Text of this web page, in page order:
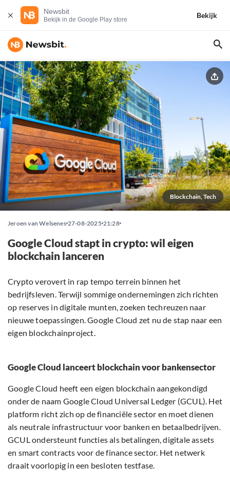
Newsbit
Bekijk in de Google Play store
Bekijk
Blockchain, Tech
Jeroen van Welsenes 27-08-2025 21:28
Google Cloud stapt in crypto: wil eigen
blockchain lanceren
Crypto verovert in rap tempo terrein binnen het
bedrijfsleven. Terwijl sommige ondernemingen zich richten
op reserves in digitale munten, zoeken techreuzen naar
nieuwe toepassingen. Google Cloud zet nu de stap naar een
eigen blockchainproject.
Google Cloud lanceert blockchain voor bankensector
Google Cloud heeft een eigen blockchain aangekondigd
onder de naam Google Cloud Universal Ledger (GCUL). Het
platform richt zich op de financiële sector en moet dienen
als neutrale infrastructuur voor banken en betaalbedrijven.
GCUL ondersteunt functies als betalingen, digitale assets
en smart contracts voor de finance sector. Het netwerk
draait voorlopig in een besloten testfase.